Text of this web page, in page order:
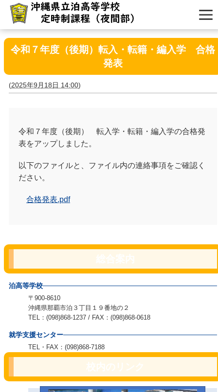
令和７年度（後期）転入・転籍・編入学 合格
発表
(2025年9月18日 14:00)
令和７年度（後期） 転入学・転籍・編入学の合格発
表をアップしました。
以下のファイルと、ファイル内の連絡事項をご確認く
ださい。
合格発表.pdf
泊高等学校
〒900-8610
沖縄県那覇市泊３丁目１９番地の２
TEL：(098)868-1237 / FAX：(098)868-0618
就学支援センター
TEL・FAX：(098)868-7188